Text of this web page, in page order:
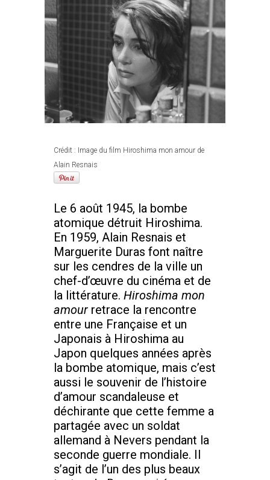
Crédit : Image du film Hiroshima mon amour de
Alain Resnais
Le 6 août 1945, la bombe
atomique détruit Hiroshima.
En 1959, Alain Resnais et
Marguerite Duras font naître
sur les cendres de la ville un
chef-d’œuvre du cinéma et de
la littérature. Hiroshima mon
amour retrace la rencontre
entre une Française et un
Japonais à Hiroshima au
Japon quelques années après
la bombe atomique, mais c’est
aussi le souvenir de l’histoire
d’amour scandaleuse et
déchirante que cette femme a
partagée avec un soldat
allemand à Nevers pendant la
seconde guerre mondiale. Il
s’agit de l’un des plus beaux